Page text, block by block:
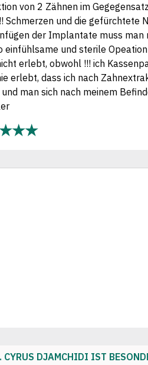
von 2 Zähnen im
Schmerzen und die gefürchtete
der Implantate muss man
einfühlsame und sterile
erlebt, obwohl !!! ich
erlebt, dass ich nach
man sich nach meinem
CYRUS DJAMCHIDI IST